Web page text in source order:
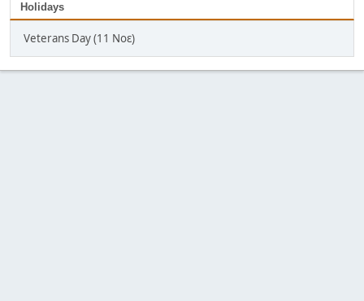
Holidays
Veterans Day (11 Νοε)